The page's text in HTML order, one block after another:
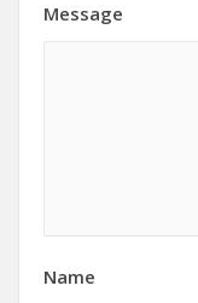
Message
Name